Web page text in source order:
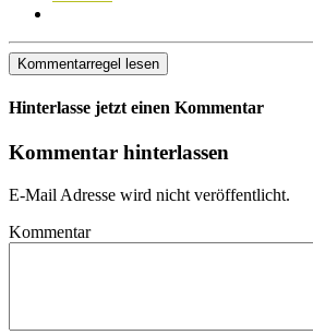
Kommentarregel lesen
Hinterlasse jetzt einen Kommentar
Kommentar hinterlassen
E-Mail Adresse wird nicht veröffentlicht.
Kommentar